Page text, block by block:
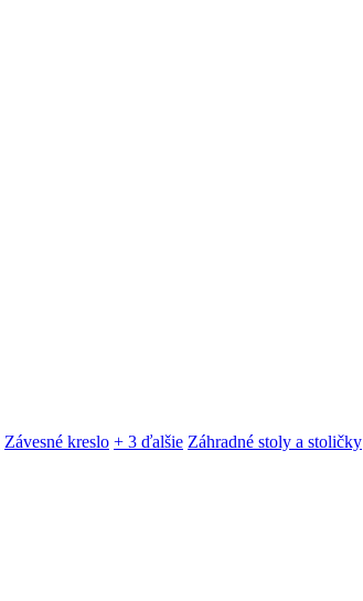
Závesné kreslo + 3 ďalšie Záhradné stoly a stoličky